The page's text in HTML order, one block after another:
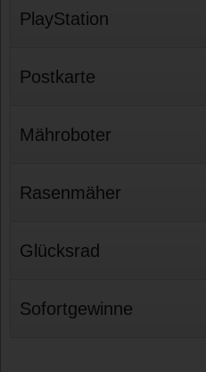
PlayStation
Postkarte
Mähroboter
Rasenmäher
Glücksrad
Sofortgewinne